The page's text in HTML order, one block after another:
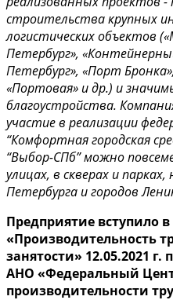
строительства крупных
логистических объектов
Петербург»,
Петербург», «Порт
«Портовая» и др.) и
благоустройства.
участие в реализации
“Комфортная городская
“Выбор-СПб” можно
улицах, в скверах и
Петербурга и городов
Предприятие вступило
«Производительность
занятости» 12.05.2021
АНО «Федеральный
производительности